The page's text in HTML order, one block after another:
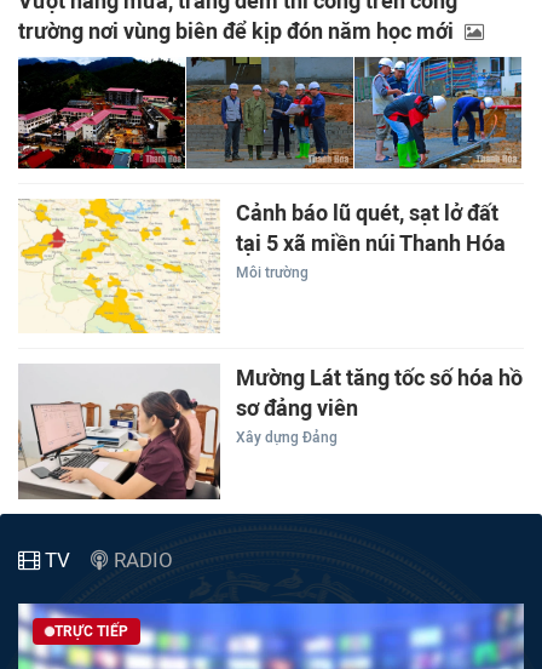
trường nơi vùng biên để kịp đón năm học mới
Cảnh báo lũ quét, sạt lở đất
tại 5 xã miền núi Thanh Hóa
Môi trường
Mường Lát tăng tốc số hóa hồ
sơ đảng viên
Xây dựng Đảng
TV RADIO
TRỰC TIẾP